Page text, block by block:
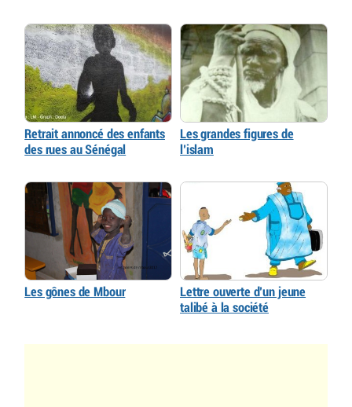
Retrait annoncé des enfants
des rues au Sénégal
Les grandes figures de
l’islam
Les gônes de Mbour
Lettre ouverte d’un jeune
talibé à la société